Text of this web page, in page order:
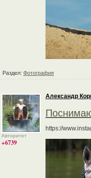
Раздел: Фотография
Авторитет
+6739
Александр
https://